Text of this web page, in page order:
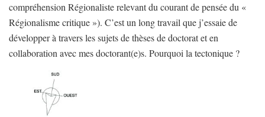
compréhension Régionaliste relevant du courant de pensée du «
Régionalisme critique »). C’est un long travail que j’essaie de
développer à travers les sujets de thèses de doctorat et en
collaboration avec mes doctorant(e)s. Pourquoi la tectonique ?